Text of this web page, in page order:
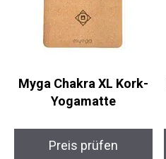
Myga Chakra XL Kork-